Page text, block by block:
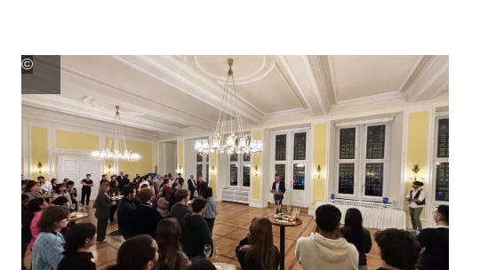
©
Hochschulkommunikation
Hochschule
RheinMain